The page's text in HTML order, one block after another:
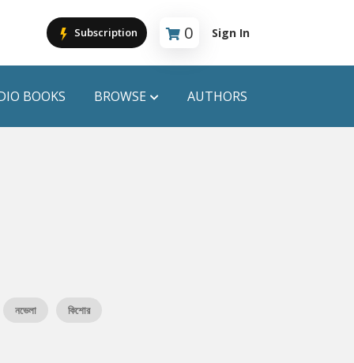
Subscription 0
Cart is empty
Sign In
BOOKS BROWSE AUTHORS
নভেলা কিশোর